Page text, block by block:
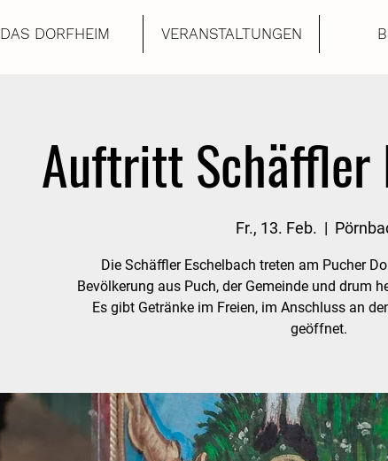
DAS DORFHEIM VERANSTALTUNGEN
Auftritt Schäffler
Fr., 13. Feb.
  |
Die Schäffler Eschelbach treten am Pucher
Bevölkerung aus Puch, der Gemeinde und drum
Es gibt Getränke im Freien, im Anschluss an
geöffnet.